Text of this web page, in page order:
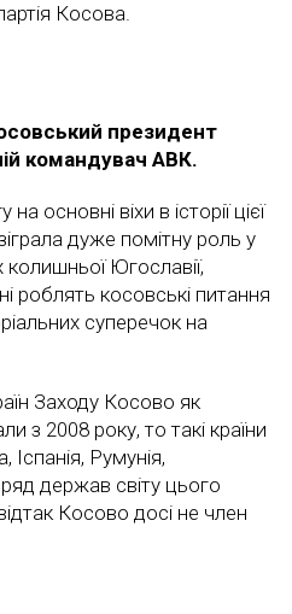
Косова.
президент
командувач АВК.
основні віхи в історії цієї
дуже помітну роль у
колишньої Югославії,
роблять косовські питання
суперечок на
Заходу Косово як
з 2008 року, то такі країни
Іспанія, Румунія,
держав світу цього
Косово досі не член